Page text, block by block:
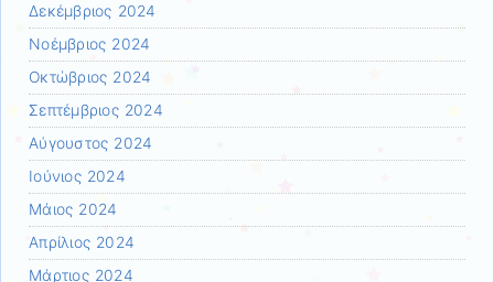
Δεκέμβριος 2024
Νοέμβριος 2024
Οκτώβριος 2024
Σεπτέμβριος 2024
Αύγουστος 2024
Ιούνιος 2024
Μάιος 2024
Απρίλιος 2024
Μάρτιος 2024